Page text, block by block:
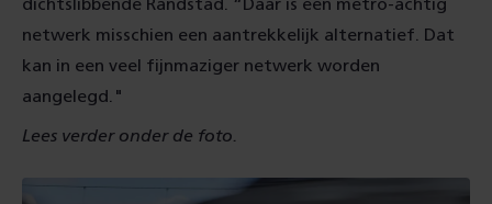
dichtslibbende Randstad. “Daar is een metro-achtig
netwerk misschien een aantrekkelijk alternatief. Dat
kan in een veel fijnmaziger netwerk worden
aangelegd."
Lees verder onder de foto.